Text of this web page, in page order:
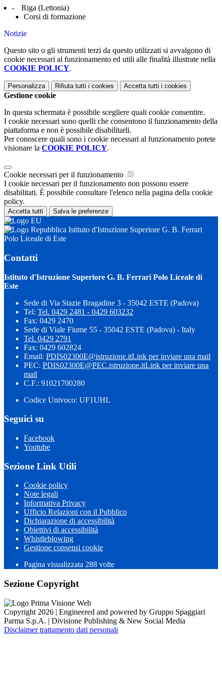
-
Riga (Lettonia)
Corsi di formazione
Notizie
Questo sito o gli strumenti terzi da questo utilizzati si avvalgono di
cookie necessari al funzionamento ed utili alle finalità illustrate nella
COOKIE POLICY.
Personalizza Rifiuta tutti i cookies Accetta tutti i cookies
Gestione cookie
In questa schermata è possibile scegliere quali cookie consentire.
I cookie necessari sono quelli che consentono il funzionamento della
piattaforma e non è possibile disabilitarli.
Per conoscere quali sono i cookie necessari al funzionamento potete
visionare la COOKIE POLICY.
Cookie necessari per il funzionamento
I cookie necessari per il funzionamento non possono essere
disabilitati. È possibile consultare l'elenco nella pagina della cookie
policy.
Accetta tutti Salva le preferenze
Istituto d'Istruzione Superiore G. B. Ferrari
Polo Liceale di Este
Contatti
Istituto d'Istruzione Superiore G. B. Ferrari Polo Liceale di
Este
Sede di Via Stazie Bragadine 3 - 35042 ESTE (Padova)
Tel: Tel. 0429 2481 - 0429 603232
Fax: 0429 2470
Sede di Viale Fiume 55 - 35042 ESTE (Padova) - Italy
Tel. 0429 2791
Fax: 0429 602824
Email: PDIS02300E@istruzione.itLink per inviare una mail
PEC: PDIS02300E@PEC.istruzione.itLink per inviare una
mail
C.F.: 91021700280
Codice Univoco: UF1UHL
Seguici su
Facebook
Youtube
Sezione Link Utili
Cookie policy
Note legali
Informativa Privacy
Ufficio Relazioni con il Pubblico
Dichiarazione di accessibilità
Obiettivi di accessibilità
Whistleblowing
Gestione consensi cookie
Pagina visualizzata 288 volte
Sezione Copyright
Copyright 2026 | Engineered and powered by Gruppo Spaggiari
Parma S.p.A. | Divisione Publishing & New Social Media
Disclaimer trattamento dati personali